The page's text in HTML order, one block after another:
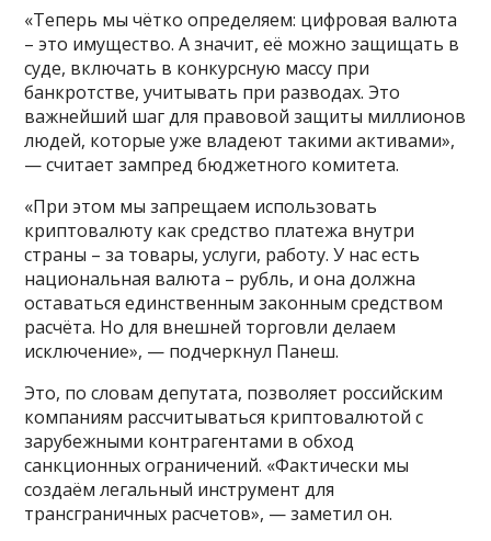
«Теперь мы чётко определяем: цифровая валюта
– это имущество. А значит, её можно защищать в
суде, включать в конкурсную массу при
банкротстве, учитывать при разводах. Это
важнейший шаг для правовой защиты миллионов
людей, которые уже владеют такими активами»,
— считает зампред бюджетного комитета.
«При этом мы запрещаем использовать
криптовалюту как средство платежа внутри
страны – за товары, услуги, работу. У нас есть
национальная валюта – рубль, и она должна
оставаться единственным законным средством
расчёта. Но для внешней торговли делаем
исключение», — подчеркнул Панеш.
Это, по словам депутата, позволяет российским
компаниям рассчитываться криптовалютой с
зарубежными контрагентами в обход
санкционных ограничений. «Фактически мы
создаём легальный инструмент для
трансграничных расчетов», — заметил он.